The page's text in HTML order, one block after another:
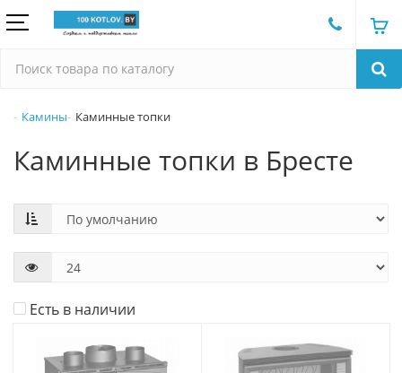
Камины Каминные топки
Каминные топки в Бресте
Есть в наличии